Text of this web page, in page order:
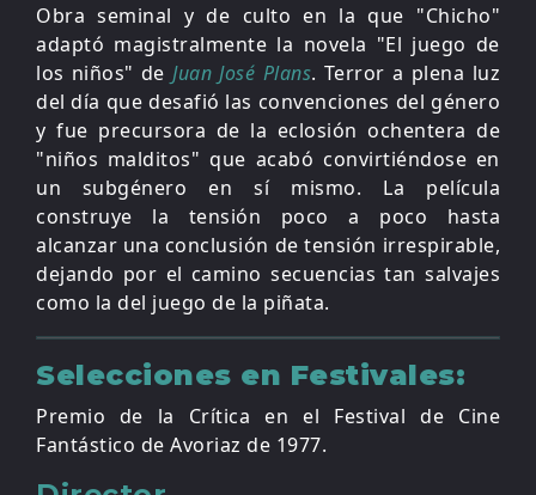
Obra seminal y de culto en la que "Chicho"
adaptó magistralmente la novela "El juego de
los niños" deJuan José Plans. Terror a plena luz
del día que desafió las convenciones del género
y fue precursora de la eclosión ochentera de
"niños malditos" que acabó convirtiéndose en
un subgénero en sí mismo. La película
construye la tensión poco a poco hasta
alcanzar una conclusión de tensión irrespirable,
dejando por el camino secuencias tan salvajes
como la del juego de la piñata.
Selecciones en Festivales:
Premio de la Crítica en el Festival de Cine
Fantástico de Avoriaz de 1977.